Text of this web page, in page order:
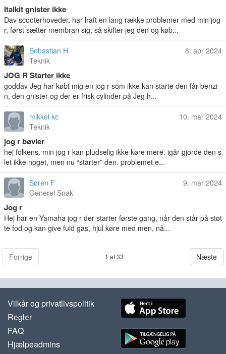
Italkit gnister ikke
Dav scooterhoveder, har haft en lang række problemer med min jog
r, først sætter membran sig, så skifter jeg den og køb...
Sebastian H
Teknik
8. apr 2024
JOG R Starter ikke
goddav Jeg har købt mig en jog r som ikke kan starte den får benzi
n, den gnister og der er frisk cylinder på Jeg h...
mikkel kc
Teknik
10. mar 2024
jog r bøvler
hej folkens. min jog r kan pludselig ikke køre mere. igår gjorde den s
let ikke noget, men nu “starter” den. problemet e...
Søren F
Generel Snak
9. mar 2024
Jog r
Hej har en Yamaha jog r der starter første gang, når den står på støt
te fod og kan give fuld gas, hjul køre med men, nå...
Forrige 1 af 33 Næste
Vilkår og privatlivspolitik
Regler
FAQ
Hjælpeadmins